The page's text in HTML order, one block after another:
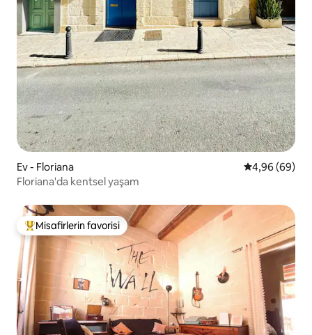
Ev - Floriana 5 üzerinden
4,96 (69)
Floriana'da kentsel yaşam
Misafirlerin favorilerinden en beğenilenler arasında
Misafirlerin favorisi